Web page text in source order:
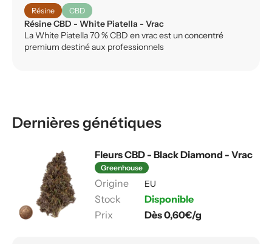
Résine CBD
Résine CBD - White Piatella - Vrac
La White Piatella 70 % CBD en vrac est un concentré
premium destiné aux professionnels
Dernières génétiques
Fleurs CBD - Black Diamond - Vrac
Greenhouse
EU
Disponible
Dès 0,60€/g